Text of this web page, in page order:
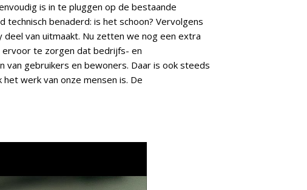
is in te pluggen op de bestaande
benaderd: is het schoon? Vervolgens
van uitmaakt. Nu zetten we nog een extra
ervoor te zorgen dat bedrijfs- en
gebruikers en bewoners. Daar is ook steeds
werk van onze mensen is. De